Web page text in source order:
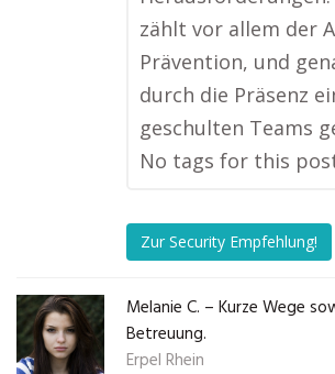
zählt vor allem der
Prävention, und
durch die Präsenz
geschulten Teams
No tags for this
Zur Security Empfehlung!
Melanie C. – Kurze Wege
Betreuung.
Erpel Rhein